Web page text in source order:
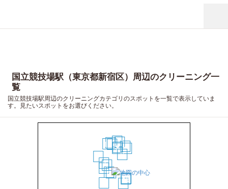
国立競技場駅（東京都新宿区）周辺のクリーニング一
覧
国立競技場駅周辺のクリーニングカテゴリのスポットを一覧で表示していま
す。見たいスポットをお選びください。
1
2
3
4
5
6
7
8
9
10 11
12
13
14
15
1617
18
20